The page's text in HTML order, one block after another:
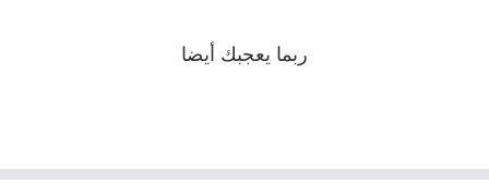
ربما يعجبك أيضا